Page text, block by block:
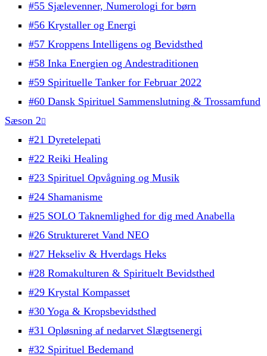
#55 Sjælevenner, Numerologi for børn
#56 Krystaller og Energi
#57 Kroppens Intelligens og Bevidsthed
#58 Inka Energien og Andestraditionen
#59 Spirituelle Tanker for Februar 2022
#60 Dansk Spirituel Sammenslutning & Trossamfund
Sæson 2
#21 Dyretelepati
#22 Reiki Healing
#23 Spirituel Opvågning og Musik
#24 Shamanisme
#25 SOLO Taknemlighed for dig med Anabella
#26 Struktureret Vand NEO
#27 Hekseliv & Hverdags Heks
#28 Romakulturen & Spirituelt Bevidsthed
#29 Krystal Kompasset
#30 Yoga & Kropsbevidsthed
#31 Opløsning af nedarvet Slægtsenergi
#32 Spirituel Bedemand